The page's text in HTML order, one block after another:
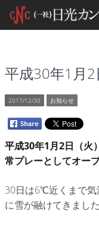
平成30年1月
2017/12/30 お知らせ
平成30年1月2日（火
常プレーとしてオー
30日は6℃近くまで気
に雪が融けてきました